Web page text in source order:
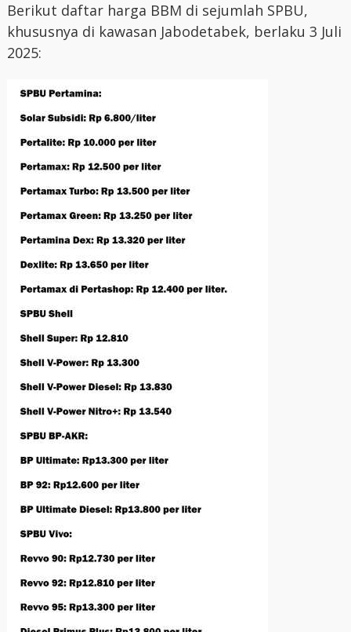
Berikut daftar harga BBM di sejumlah SPBU,
khususnya di kawasan Jabodetabek, berlaku 3 Juli
2025: